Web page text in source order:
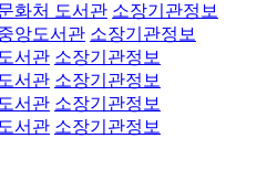
화처 도서관 소장기관정보
앙도서관 소장기관정보
서관 소장기관정보
서관 소장기관정보
서관 소장기관정보
서관 소장기관정보